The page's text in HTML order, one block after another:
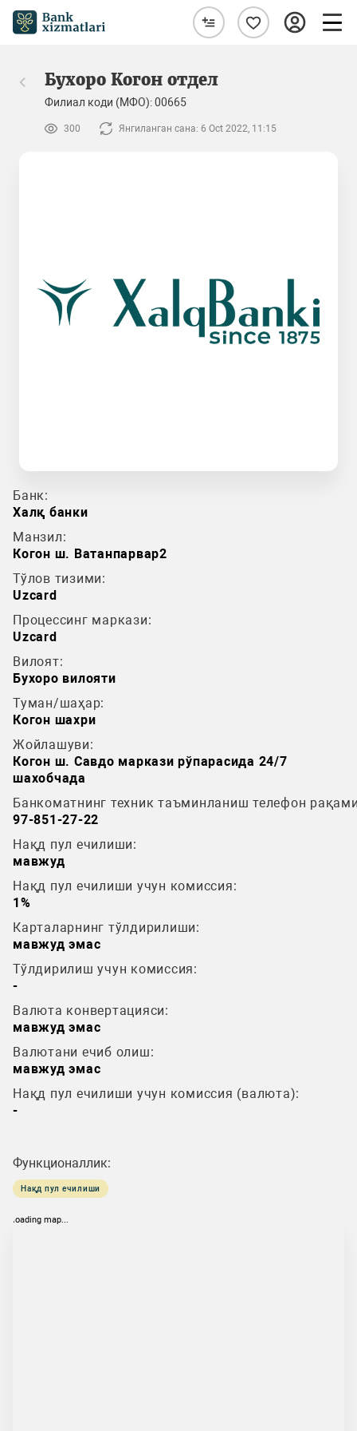
Бухоро Когон отдел
Филиал коди (МФО): 00665
300 Янгиланган сана: 6 Oct 2022, 11:15
Банк:
Халқ банки
Манзил:
Когон ш. Ватанпарвар2
Тўлов тизими:
Uzcard
Процессинг маркази:
Uzcard
Вилоят:
Бухоро вилояти
Туман/шаҳар:
Когон шахри
Жойлашуви:
Когон ш. Савдо маркази рўпарасида 24/7
шахобчада
Банкоматнинг техник таъминланиш телефон
97-851-27-22
Нақд пул ечилиши:
мавжуд
Нақд пул ечилиши учун комиссия:
1%
Карталарнинг тўлдирилиши:
мавжуд эмас
Тўлдирилиш учун комиссия:
-
Валюта конвертацияси:
мавжуд эмас
Валютани ечиб олиш:
мавжуд эмас
Нақд пул ечилиши учун комиссия (валюта):
-
Функционаллик:
Нақд пул ечилиши
loading map...